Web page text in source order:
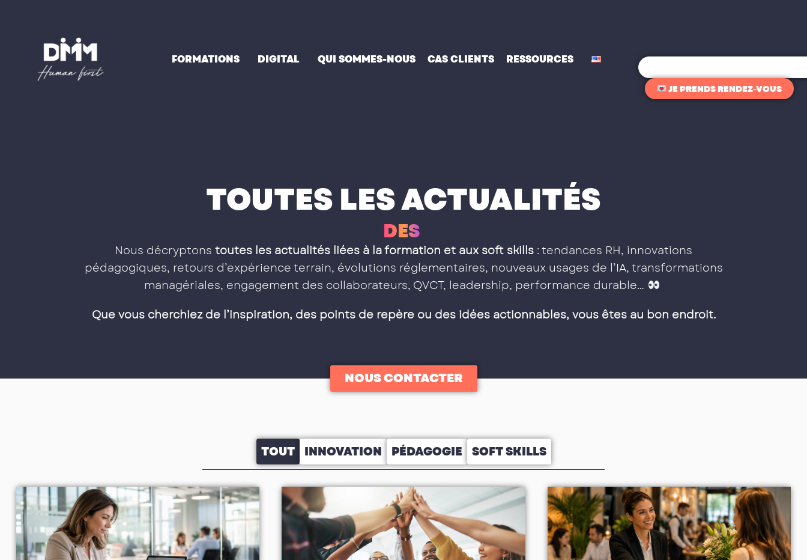
FORMATIONS DIGITAL QUI SOMMES-NOUS CAS CLIENTS RESSOURCES Rechercher
JE PRENDS RENDEZ-VOUS
TOUTES LES ACTUALITÉS
SOFT
Nous décryptons toutes les actualités liées à la formation et aux soft skills : tendances RH, innovations
pédagogiques, retours d’expérience terrain, évolutions réglementaires, nouveaux usages de l’IA, transformations
managériales, engagement des collaborateurs, QVCT, leadership, performance durable…
Que vous cherchiez de l’inspiration, des points de repère ou des idées actionnables, vous êtes au bon endroit.
NOUS CONTACTER
INNOVATION PÉDAGOGIE SOFT SKILLS
TOUT